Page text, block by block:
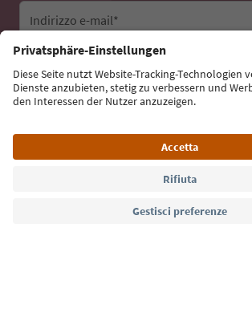
Indirizzo e-mail*
Iscriviti alla newsletter